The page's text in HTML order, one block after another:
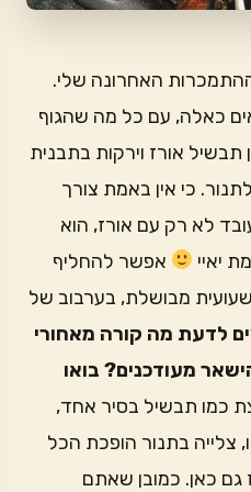
האחרונה שלי.
כאלה, עם כל מה שהגוף
אורז וירקות בתבנית
כי אין באמת צורך
לא רק עם אורז, הוא
יאיי
אפשר להחליף
מבושלת, בערבוב של
לדעת מה קורה מאחורי
מעודכנים? בואו
כמו תבשיל בסיר אחד,
צלייה בתנור הופכת הכל
גם כאן. כמובן שאתם